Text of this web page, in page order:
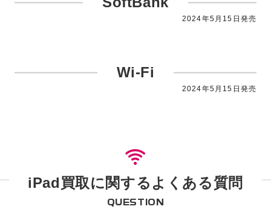
2024年5月15日発売
Wi-Fi
2024年5月15日発売
iPad買取に関するよくある質問
QUESTION